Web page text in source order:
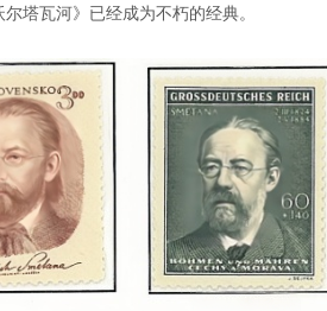
塔瓦河》已经成为不朽的经典。